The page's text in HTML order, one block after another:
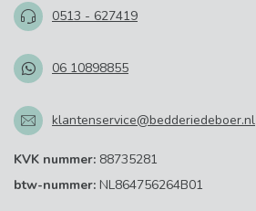
0513 - 627419
06 10898855
klantenservice@bedderiedeboer.nl
KVK nummer: 88735281
btw-nummer: NL864756264B01